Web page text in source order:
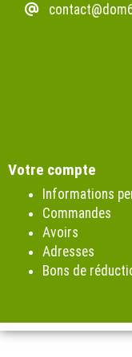
Votre compte
Informations
Commandes
Avoirs
Adresses
Bons de